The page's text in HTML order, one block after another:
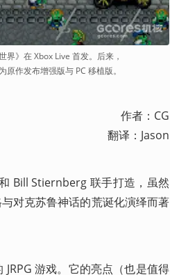
》在 Xbox Live 首发。后来，
作发布增强版与 PC 移植版。
作者：CG
翻译：Jason
Bill Stiernberg 联手打造，虽然
对克苏鲁神话的荒诞化演绎而著
游戏。它的亮点（也是值得